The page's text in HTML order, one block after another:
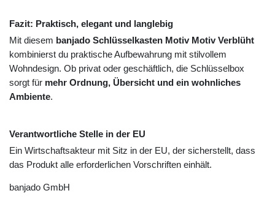
Fazit: Praktisch, elegant und langlebig
Mit diesem banjado Schlüsselkasten Motiv Motiv Verblüht
kombinierst du praktische Aufbewahrung mit stilvollem
Wohndesign. Ob privat oder geschäftlich, die Schlüsselbox
sorgt für mehr Ordnung, Übersicht und ein wohnliches
Ambiente.
Verantwortliche Stelle in der EU
Ein Wirtschaftsakteur mit Sitz in der EU, der sicherstellt, dass
das Produkt alle erforderlichen Vorschriften einhält.
banjado GmbH